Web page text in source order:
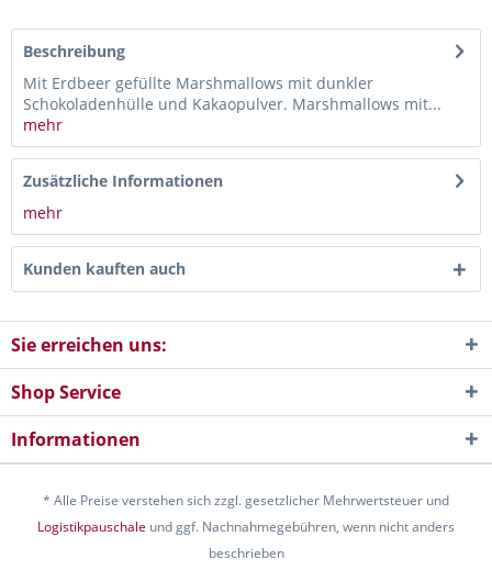
Beschreibung
Mit Erdbeer gefüllte Marshmallows mit dunkler
Schokoladenhülle und Kakaopulver. Marshmallows mit...
mehr
Zusätzliche Informationen
mehr
Kunden kauften auch
Sie erreichen uns:
Shop Service
Informationen
* Alle Preise verstehen sich zzgl. gesetzlicher Mehrwertsteuer und
Logistikpauschale und ggf. Nachnahmegebühren, wenn nicht anders
beschrieben